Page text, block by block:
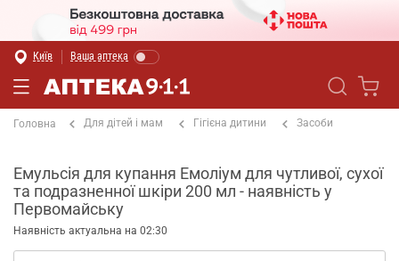
Київ Ваша аптека
Головна Для дітей і мам Гігієна дитини Засоби
Емульсія для купання Емоліум для чутливої, сухої
та подразненної шкіри 200 мл - наявність у
Первомайську
Наявність актуальна на 02:30